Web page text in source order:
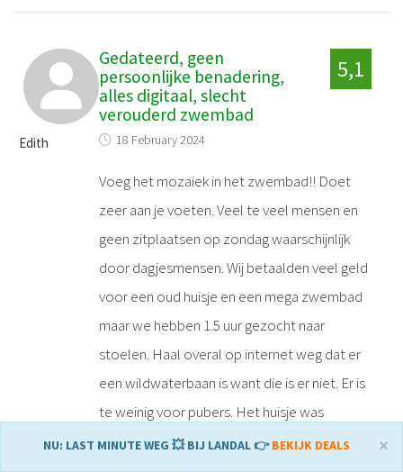
Edith
Gedateerd, geen
persoonlijke benadering,
alles digitaal, slecht
verouderd zwembad
18 February 2024
5,1
Voeg het mozaiek in het zwembad!! Doet
zeer aan je voeten. Veel te veel mensen en
geen zitplaatsen op zondag waarschijnlijk
door dagjesmensen. Wij betaalden veel geld
voor een oud huisje en een mega zwembad
maar we hebben 1.5 uur gezocht naar
stoelen. Haal overal op internet weg dat er
een wildwaterbaan is want die is er niet. Er is
te weinig voor pubers. Het huisje was
schoon, dat is eigenlijk het enige dat ik
×
NU: LAST MINUTE WEG 💥 BIJ LANDAL 👉BEKIJK DEALS